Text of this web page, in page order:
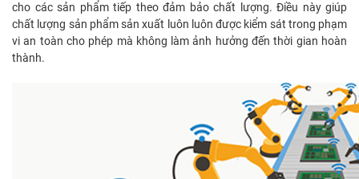
cho các sản phẩm tiếp theo đảm bảo chất lượng. Điều này giúp
chất lượng sản phẩm sản xuất luôn luôn được kiểm sát trong phạm
vi an toàn cho phép mà không làm ảnh hưởng đến thời gian hoàn
thành.